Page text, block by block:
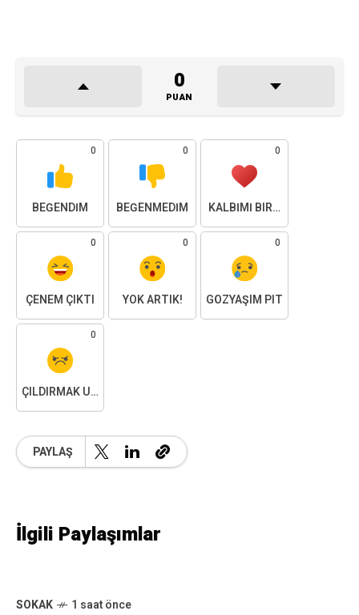
0
PUAN
0
BEĞENDIM
0
BEĞENMEDIM
0
KALBIMI BIRAKTIM
0
ÇENEM ÇIKTI
0
YOK ARTIK!
0
GÖZYAŞIM PIT
0
ÇILDIRMAK ÜZEREYIM
PAYLAŞ
İlgili Paylaşımlar
SOKAK 1 saat önce